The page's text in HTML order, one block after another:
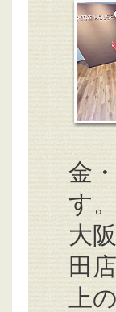
金
す。
大
田
上